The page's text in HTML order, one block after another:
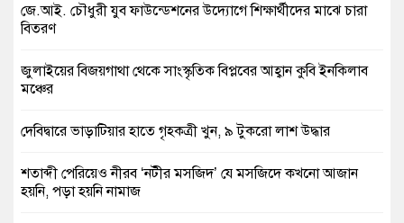
জে.আই. চৌধুরী যুব ফাউন্ডেশনের উদ্যোগে শিক্ষার্থীদের মাঝে চারা
বিতরণ
জুলাইয়ের বিজয়গাথা থেকে সাংস্কৃতিক বিপ্লবের আহ্বান কুবি ইনকিলাব
মঞ্চের
দেবিদ্বারে ভাড়াটিয়ার হাতে গৃহকত্রী খুন, ৯ টুকরো লাশ উদ্ধার
শতাব্দী পেরিয়েও নীরব ‘নটীর মসজিদ’ যে মসজিদে কখনো আজান
হয়নি, পড়া হয়নি নামাজ